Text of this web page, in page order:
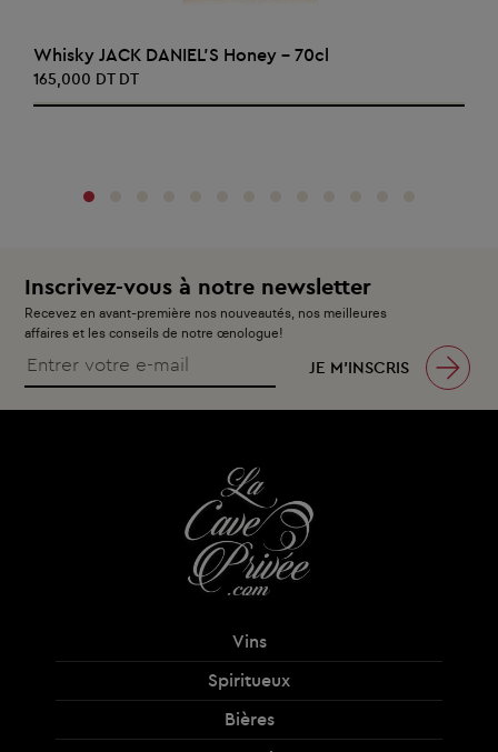
AJOUTER AU PANIER
Whisky JACK DANIEL'S Honey - 70cl
165,000 DT DT
Inscrivez-vous à notre newsletter
Recevez en avant-première nos nouveautés, nos meilleures
affaires et les conseils de notre œnologue!
JE M’INSCRIS
Vins
Spiritueux
Bières